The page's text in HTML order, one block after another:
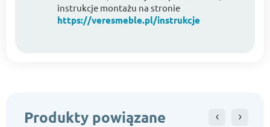
instrukcje montażu na stronie
https://veresmeble.pl/instrukcje
Produkty powiązane